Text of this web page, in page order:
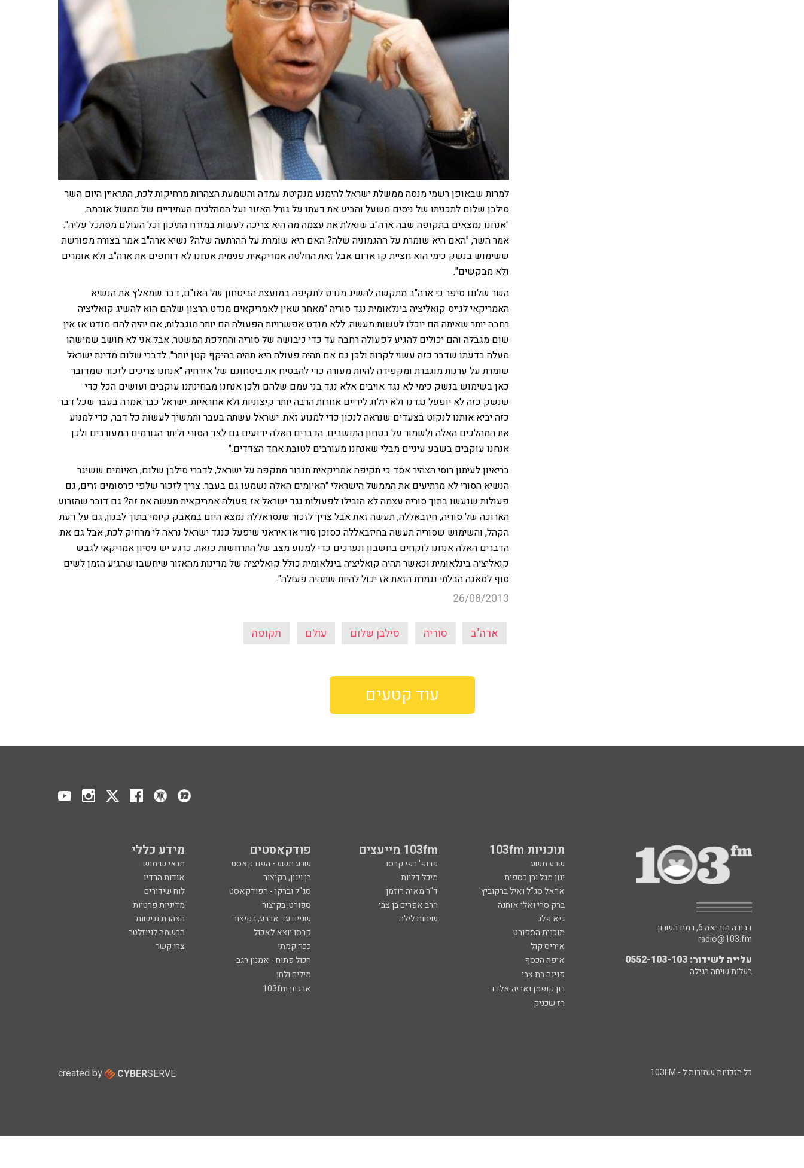
למרות שבאופן רשמי מנסה ממשלת ישראל להימנע מנקיטת עמדה והשמעת הצהרות מרחיקות לכת, התראיין היום השר
סילבן שלום לתכניתו של ניסים משעל והביע את דעתו על גורל האזור ועל המהלכים העתידיים של ממשל אובמה.
"אנחנו נמצאים בתקופה שבה ארה"ב שואלת את עצמה מה היא צריכה לעשות במזרח התיכון וכל העולם מסתכל עליה".
אמר השר, "האם היא שומרת על ההגמוניה שלה? האם היא שומרת על ההרתעה שלה? נשיא ארה"ב אמר בצורה מפורשת
ששימוש בנשק כימי הוא חציית קו אדום אבל זאת החלטה אמריקאית פנימית אנחנו לא דוחפים את ארה"ב ולא אומרים
ולא מבקשים".
השר שלום סיפר כי ארה"ב מתקשה להשיג מנדט לתקיפה במועצת הביטחון של האו"ם, דבר שמאלץ את הנשיא
האמריקאי לגייס קואליציה בינלאומית נגד סוריה "מאחר שאין לאמריקאים מנדט הרצון שלהם הוא להשיג קואליציה
רחבה יותר שאיתה הם יוכלו לעשות מעשה. ללא מנדט אפשרויות הפעולה הם יותר מוגבלות, אם יהיה להם מנדט אז אין
שום מגבלה והם יכולים להגיע לפעולה רחבה עד כדי כיבושה של סוריה והחלפת המשטר, אבל אני לא חושב שמישהו
מעלה בדעתו שדבר כזה עשוי לקרות ולכן גם אם תהיה פעולה היא תהיה בהיקף קטן יותר". לדברי שלום מדינת ישראל
שומרת על ערנות מוגברת ומקפידה להיות מעורה כדי להבטיח את ביטחונם של אזרחיה "אנחנו צריכים לזכור שמדובר
כאן בשימוש בנשק כימי לא נגד אויבים אלא נגד בני עמם שלהם ולכן אנחנו מבחינתנו עוקבים ועושים הכל כדי
שנשק כזה לא יופעל נגדנו ולא יזלוג לידיים אחרות הרבה יותר קיצוניות ולא אחראיות. ישראל כבר אמרה בעבר שכל דבר
כזה יביא אותנו לנקוט בצעדים שנראה לנכון כדי למנוע זאת. ישראל עשתה בעבר ותמשיך לעשות כל דבר, כדי למנוע
את המהלכים האלה ולשמור על בטחון התושבים. הדברים האלה ידועים גם לצד הסורי וליתר הגורמים המעורבים ולכן
אנחנו עוקבים בשבע עיניים מבלי שאנחנו מעורבים לטובת אחד הצדדים."
בריאיון לעיתון רוסי הצהיר אסד כי תקיפה אמריקאית תגרור מתקפה על ישראל, לדברי סילבן שלום, האיומים ששיגר
הנשיא הסורי לא מרתיעים את הממשל הישראלי "האיומים האלה נשמעו גם בעבר. צריך לזכור שלפי פרסומים זרים, גם
פעולות שנעשו בתוך סוריה עצמה לא הובילו לפעולות נגד ישראל אז פעולה אמריקאית תעשה את זה? גם דובר שהזרוע
הארוכה של סוריה, חיזבאללה, תעשה זאת אבל צריך לזכור שנסראללה נמצא היום במאבק קיומי בתוך לבנון, גם על דעת
הקהל, והשימוש שסוריה תעשה בחיזבאללה כסוכן סורי או איראני שיפעל כנגד ישראל נראה לי מרחיק לכת, אבל גם את
הדברים האלה אנחנו לוקחים בחשבון ונערכים כדי למנוע מצב של התרחשות כזאת. כרגע יש ניסיון אמריקאי לגבש
קואליציה בינלאומית וכאשר תהיה קואליציה בינלאומית כולל קואליציה של מדינות מהאזור שיחשבו שהגיע הזמן לשים
סוף לסאגה הבלתי נגמרת הזאת אז יכול להיות שתהיה פעולה".
26/08/2013
ארה"ב סוריה סילבן שלום עולם תקופה
עוד קטעים
תוכניות 103fm 103fm מייעצים פודקאסטים מידע כללי
שבע תשע פרופ' רפי קרסו שבע תשע - הפודקאסט
תנאי שימוש
ינון מגל ובן כספית
מיכל דליות בן וינון, בקיצור
אודות הרדיו
אראל סג"ל ואיל ברקוביץ'
ד"ר מאיה רוזמן סג"ל וברקו - הפודקאסט
לוח שידורים
ברק סרי ואלי אוחנה
הרב אפרים בן צבי ספורט, בקיצור
מדיניות פרטיות
גיא פלג
שיחות לילה שניים עד ארבע, בקיצור
הצהרת נגישות
תוכנית הספורט
קרסו יוצא לאכול
הרשמה לניוזלטר
איריס קול
ככה קמתי
צרו קשר
איפה הכסף
הכול פתוח - אמנון רגב
פנינה בת צבי
מילים ולחן
רון קופמן ואריה אלדד
ארכיון 103fm
רז שכניק
דבורה הנביאה 6, רמת השרון
radio@103.fm
עלייה לשידור: 0552-103-103
בעלות שיחה רגילה
כל הזכויות שמורות ל - 103FM created by CYBERSERVE